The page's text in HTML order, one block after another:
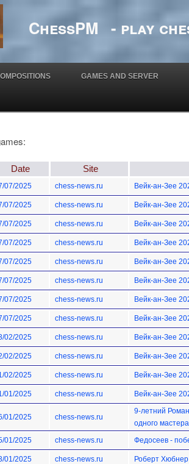
ChessPM - play
GAMES AND SERVER
Date Site
07/2025 chess-news.ru Вейк-ан-Зее
07/2025 chess-news.ru Вейк-ан-Зее
07/2025 chess-news.ru Вейк-ан-Зее
07/2025 chess-news.ru Вейк-ан-Зее
07/2025 chess-news.ru Вейк-ан-Зее
07/2025 chess-news.ru Вейк-ан-Зее
07/2025 chess-news.ru Вейк-ан-Зее
07/2025 chess-news.ru Вейк-ан-Зее
02/2025 chess-news.ru Вейк-ан-Зее
02/2025 chess-news.ru Вейк-ан-Зее
02/2025 chess-news.ru Вейк-ан-Зее
01/2025 chess-news.ru Вейк-ан-Зее
01/2025 chess-news.ru
9-летний
одного мастера
01/2025
chess-news.ru Федосеев -
01/2025 chess-news.ru Роберт